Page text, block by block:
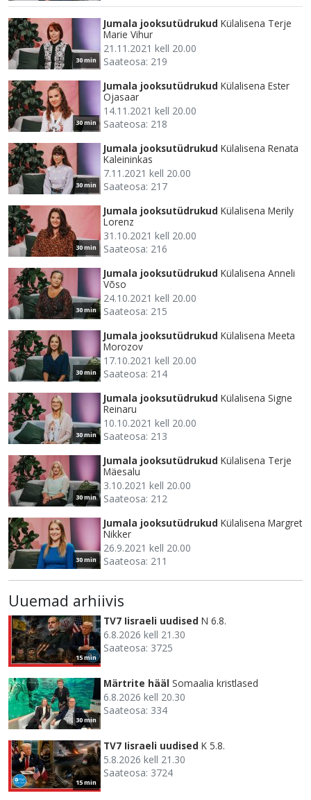
30 min
Jumala jooksutüdrukud Külalisena Terje
Marie Vihur
21.11.2021 kell 20.00
Saateosa: 219
30 min
Jumala jooksutüdrukud Külalisena Ester
Ojasaar
14.11.2021 kell 20.00
Saateosa: 218
30 min
Jumala jooksutüdrukud Külalisena Renata
Kaleininkas
7.11.2021 kell 20.00
Saateosa: 217
30 min
Jumala jooksutüdrukud Külalisena Merily
Lorenz
31.10.2021 kell 20.00
Saateosa: 216
30 min
Jumala jooksutüdrukud Külalisena Anneli
Võso
24.10.2021 kell 20.00
Saateosa: 215
30 min
Jumala jooksutüdrukud Külalisena Meeta
Morozov
17.10.2021 kell 20.00
Saateosa: 214
30 min
Jumala jooksutüdrukud Külalisena Signe
Reinaru
10.10.2021 kell 20.00
Saateosa: 213
30 min
Jumala jooksutüdrukud Külalisena Terje
Mäesalu
3.10.2021 kell 20.00
Saateosa: 212
30 min
Jumala jooksutüdrukud Külalisena Margret
Nikker
26.9.2021 kell 20.00
Saateosa: 211
Uuemad arhiivis
15 min
TV7 Iisraeli uudised N 6.8.
6.8.2026 kell 21.30
Saateosa: 3725
30 min
Märtrite hääl Somaalia kristlased
6.8.2026 kell 20.30
Saateosa: 334
15 min
TV7 Iisraeli uudised K 5.8.
5.8.2026 kell 21.30
Saateosa: 3724